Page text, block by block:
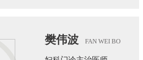
樊伟波 FAN WEI BO